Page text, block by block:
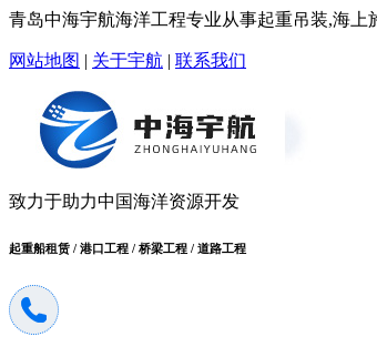
青岛中海宇航海洋工程专业从事起重吊装,海
网站地图 | 关于宇航 | 联系我们
致力于助力中国海洋资源开发
起重船租赁 / 港口工程 / 桥梁工程 / 道路工程